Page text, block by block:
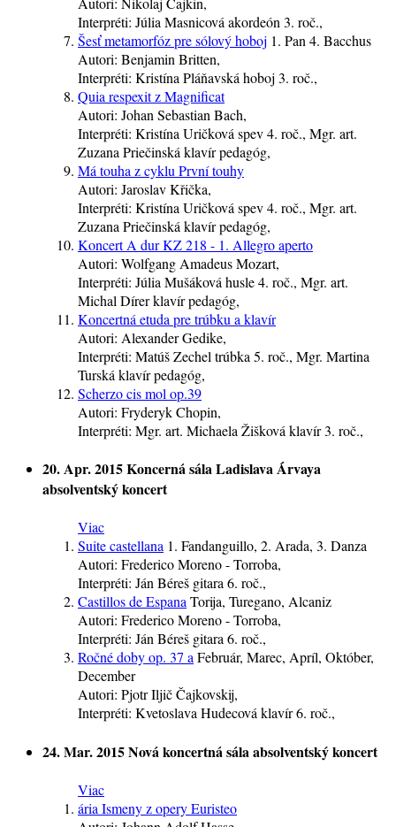
Interpréti: Júlia Masnicová akordeón 3. roč.,
Šesť metamorfóz pre sólový hoboj 1. Pan 4. Bacchus
Autori: Benjamin Britten,
Interpréti: Kristína Pláňavská hoboj 3. roč.,
Quia respexit z Magnificat
Autori: Johan Sebastian Bach,
Interpréti: Kristí­na Uričková spev4. roč., Mgr. art.
Zuzana Priečinská klavírpedagóg,
Má touha z cyklu První touhy
Autori: Jaroslav Křička,
Interpréti: Kristí­na Uričková spev4. roč., Mgr. art.
Zuzana Priečinská klavírpedagóg,
Koncert A dur KZ 218 - 1. Allegro aperto
Autori: Wolfgang Amadeus Mozart,
Interpréti: Júlia Mušáková husle4. roč., Mgr. art.
Michal Dírerklavírpedagóg,
Koncertná etuda pre trúbku a klavír
Autori: Alexander Gedike,
Interpréti: Matúš Zechel trúbka 5. roč., Mgr. Martina
Turská klavírpedagóg,
Scherzo cis mol op.39
Autori: Fryderyk Chopin,
Interpréti: Mgr. art. Michaela Žišková klavír3. roč.,
20. Apr. 2015Koncerná sála Ladislava Árvaya
absolventský koncert
Viac
Suite castellana 1. Fandanguillo, 2. Arada, 3. Danza
Autori: Frederico Moreno - Torroba,
Interpréti: Ján Béreš gitara6. roč.,
Castillos de EspanaTorija, Turegano, Alcaniz
Autori: Frederico Moreno - Torroba,
Interpréti: Ján Béreš gitara6. roč.,
Ročné doby op. 37 aFebruár, Marec, Apríl, Október,
December
Autori: Pjotr Iljič Čajkovskij,
Interpréti: Kvetoslava Hudecováklavír6. roč.,
24. Mar. 2015Nová koncertná sálaabsolventský koncert
Viac
ária Ismeny z opery Euristeo